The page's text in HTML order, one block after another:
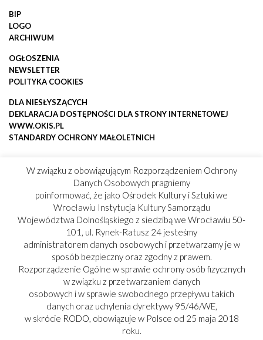
BIP
LOGO
ARCHIWUM
OGŁOSZENIA
NEWSLETTER
POLITYKA COOKIES
DLA NIESŁYSZĄCYCH
DEKLARACJA DOSTĘPNOŚCI DLA STRONY INTERNETOWEJ
WWW.OKIS.PL
STANDARDY OCHRONY MAŁOLETNICH
W związku z obowiązującym Rozporządzeniem Ochrony
Danych Osobowych pragniemy
poinformować, że jako Ośrodek Kultury i Sztuki we
Wrocławiu Instytucja Kultury Samorządu
Województwa Dolnośląskiego z siedzibą we Wrocławiu 50-
101, ul. Rynek-Ratusz 24 jesteśmy
administratorem danych osobowych i przetwarzamy je w
sposób bezpieczny oraz zgodny z prawem.
Rozporządzenie Ogólne w sprawie ochrony osób fizycznych
w związku z przetwarzaniem danych
osobowych i w sprawie swobodnego przepływu takich
danych oraz uchylenia dyrektywy 95/46/WE,
w skrócie RODO, obowiązuje w Polsce od 25 maja 2018
roku.